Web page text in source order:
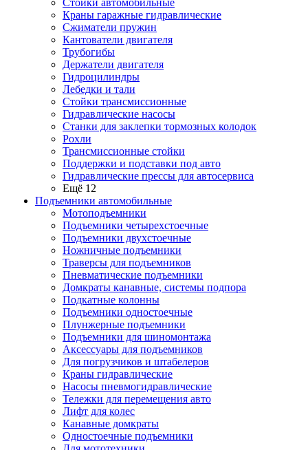
Стойки автомобильные
Краны гаражные гидравлические
Сжиматели пружин
Кантователи двигателя
Трубогибы
Держатели двигателя
Гидроцилиндры
Лебедки и тали
Стойки трансмиссионные
Гидравлические насосы
Cтанки для заклепки тормозных колодок
Рохли
Трансмиссионные стойки
Поддержки и подставки под авто
Гидравлические прессы для автосервиса
Ещё 12
Подъемники автомобильные
Мотоподъемники
Подъемники четырехстоечные
Подъемники двухстоечные
Ножничные подъемники
Траверсы для подъемников
Пневматические подъемники
Домкраты канавные, системы подпора
Подкатные колонны
Подъемники одностоечные
Плунжерные подъемники
Подъемники для шиномонтажа
Аксессуары для подъемников
Для погрузчиков и штабелеров
Краны гидравлические
Насосы пневмогидравлические
Тележки для перемещения авто
Лифт для колес
Канавные домкраты
Одностоечные подъемники